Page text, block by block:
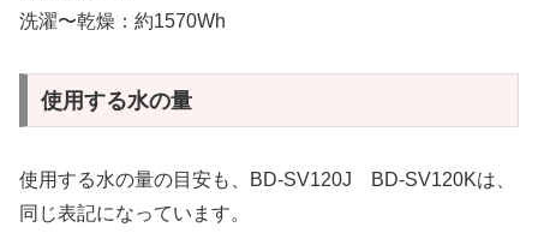
洗濯〜乾燥：約1570Wh
使用する水の量
使用する水の量の目安も、BD-SV120J BD-SV120Kは、
同じ表記になっています。